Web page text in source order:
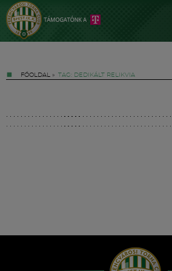
FŐOLDAL » TAG: DEDIKÁLT RELIKVIA
Hírek